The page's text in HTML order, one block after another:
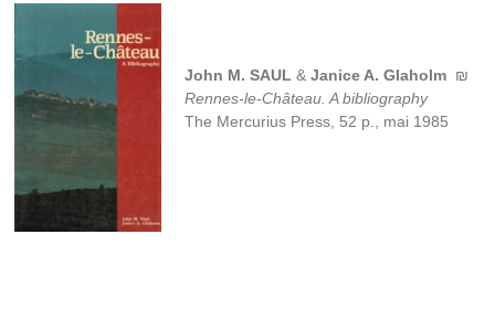
John M. SAUL &Janice A. Glaholm ₪
Rennes-le-Château. A bibliography
The Mercurius Press, 52 p., mai 1985